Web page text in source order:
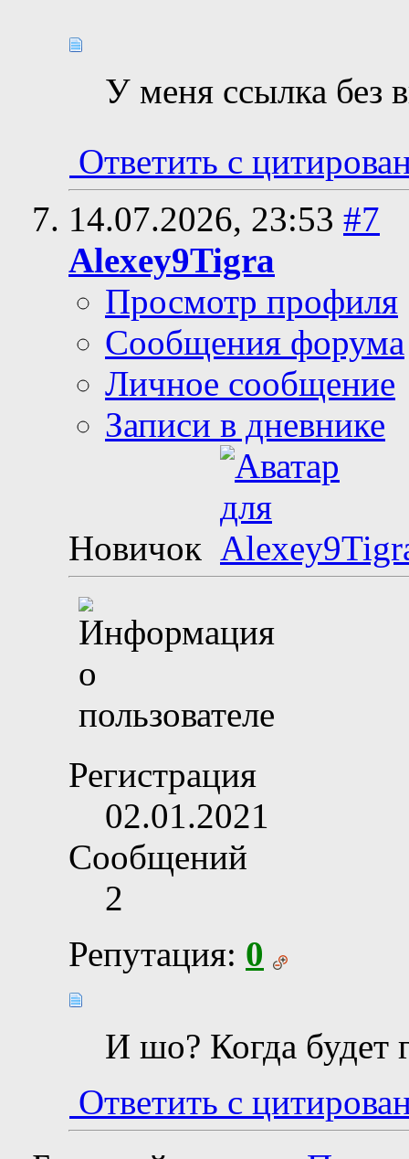
У меня ссылка без
Ответить с
14.07.2026, 23:53 #7
Alexey9Tigra
Просмотр профиля
Сообщения форума
Личное сообщение
Записи в дневнике
Новичок
Регистрация
02.01.2021
Сообщений
2
Репутация: 0
И шо? Когда будет
Ответить с